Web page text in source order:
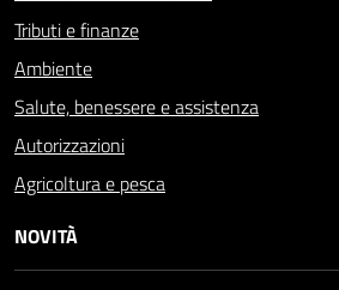
Tributi e finanze
Ambiente
Salute, benessere e assistenza
Autorizzazioni
Agricoltura e pesca
NOVITÀ